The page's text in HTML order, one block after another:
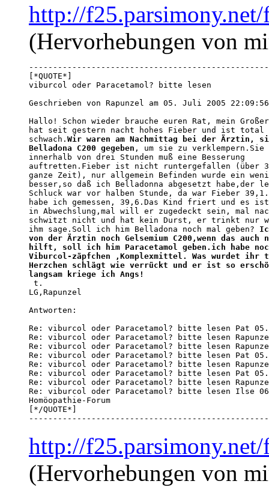
http://
(Hervorhebungen von
[*QUOTE*]
viburcol oder Paracetamol? bitte lesen
Geschrieben von Rapunzel am 05. Juli 2005
Hallo! Schon wieder brauche euren Rat, mein
hat seit gestern nacht hohes Fieber und ist
schwach. Wir waren am Nachmittag bei der Ärztin,
Belladona C200 gegeben , um sie zu
innerhalb von drei Stunden muß eine Besserung
auftretten.Fieber ist nicht runtergefallen (über
ganze Zeit), nur allgemein Befinden wurde ein
besser,so daß ich Belladonna abgesetzt habe,der
Schluck war vor halben Stunde, da war Fieber
habe ich gemessen, 39,6.Das Kind friert und es
in Abwechslung,mal will er zugedeckt sein, mal
schwitzt nicht und hat kein Durst, er trinkt nur
ihm sage.Soll ich him Belladona noch mal geben?
von der Ärztin noch Gelsemium C200,wenn das
hilft, soll ich him Paracetamol geben.ich habe
Viburcol-zäpfchen ,Komplexmittel. Was wurdet ihr
Herzchen schlägt wie verrückt und er ist so
langsam kriege ich Angs!
t.
LG,Rapunzel
Antworten:
Re: viburcol oder Paracetamol? bitte lesen Pat
Re: viburcol oder Paracetamol? bitte lesen
Re: viburcol oder Paracetamol? bitte lesen
Re: viburcol oder Paracetamol? bitte lesen Pat
Re: viburcol oder Paracetamol? bitte lesen
Re: viburcol oder Paracetamol? bitte lesen Pat
Re: viburcol oder Paracetamol? bitte lesen
Re: viburcol oder Paracetamol? bitte lesen Ilse
Homöopathie-Forum
[*/QUOTE*]
http://
(Hervorhebungen von